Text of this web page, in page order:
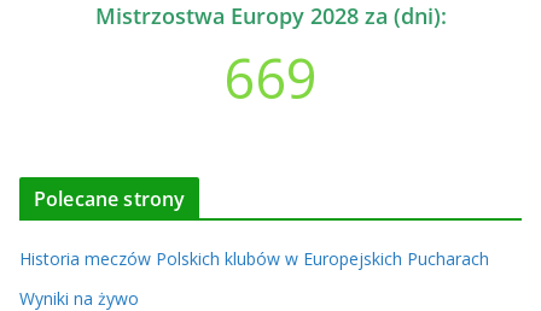
Mistrzostwa Europy 2028 za (dni):
669
Polecane strony
Historia meczów Polskich klubów w Europejskich Pucharach
Wyniki na żywo